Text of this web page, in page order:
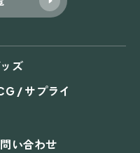
ズ
/ サプライ
い合わせ